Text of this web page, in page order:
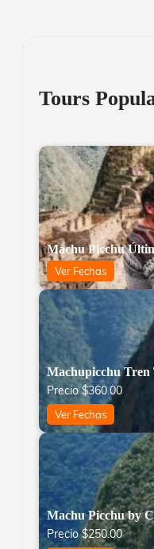
Tours
Machu Picchu
Ver Fechas
Machupicchu
Precio$360.00
Ver Fechas
Machu Picchu by
Precio$250.00